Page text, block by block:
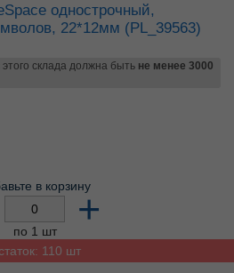
22*12мм (PL_39563)
этого склада должна быть не менее 3000
в корзину
+
по 1 шт
110 шт